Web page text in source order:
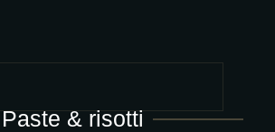
Paste & risotti